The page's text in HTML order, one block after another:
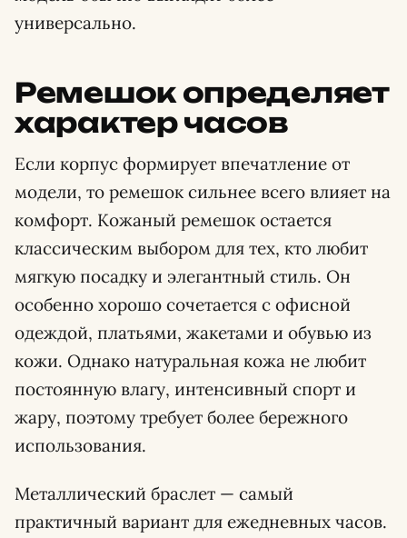
универсально.
Ремешок определяет
характер часов
Если корпус формирует впечатление от
модели, то ремешок сильнее всего влияет на
комфорт. Кожаный ремешок остается
классическим выбором для тех, кто любит
мягкую посадку и элегантный стиль. Он
особенно хорошо сочетается с офисной
одеждой, платьями, жакетами и обувью из
кожи. Однако натуральная кожа не любит
постоянную влагу, интенсивный спорт и
жару, поэтому требует более бережного
использования.
Металлический браслет — самый
практичный вариант для ежедневных часов.